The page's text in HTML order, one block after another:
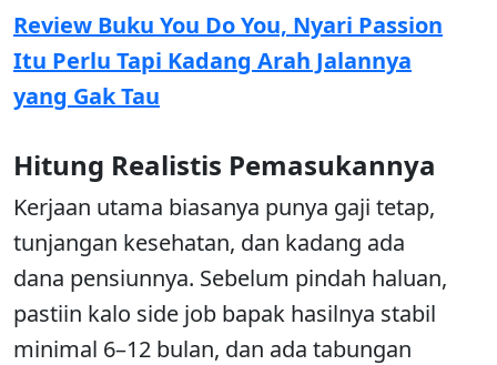
Review Buku You Do You, Nyari Passion
Itu Perlu Tapi Kadang Arah Jalannya
yang Gak Tau
Hitung Realistis Pemasukannya
Kerjaan utama biasanya punya gaji tetap,
tunjangan kesehatan, dan kadang ada
dana pensiunnya. Sebelum pindah haluan,
pastiin kalo side job bapak hasilnya stabil
minimal 6–12 bulan, dan ada tabungan